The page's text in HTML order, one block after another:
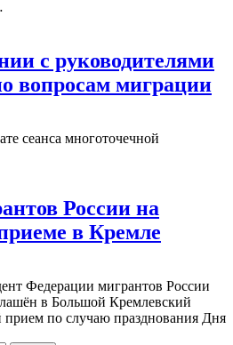
с руководителями
вопросам миграции
сеанса многоточечной
России на
в Кремле
Федерации мигрантов России
в Большой Кремлевский
прием по случаю празднования Дня